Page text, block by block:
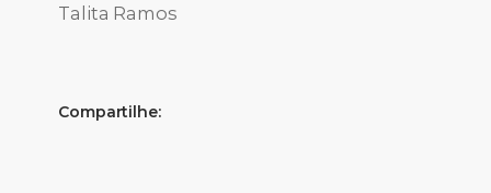
Talita Ramos
Compartilhe: